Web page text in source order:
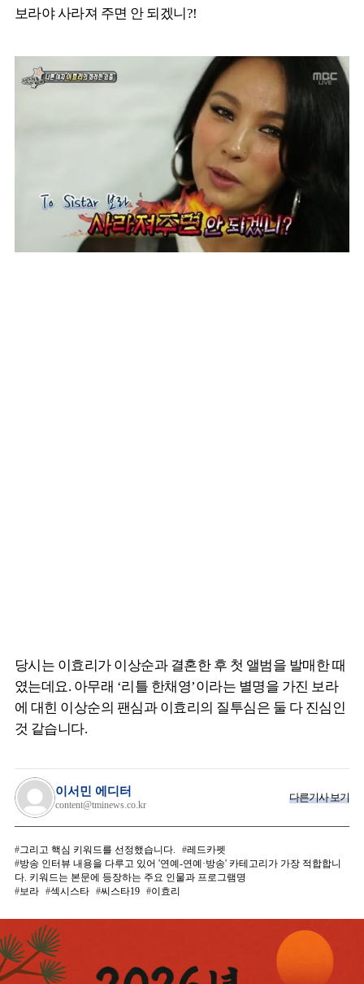
보라야 사라져 주면 안 되겠니?!
당시는 이효리가 이상순과 결혼한 후 첫 앨범을 발매한 때
였는데요. 아무래 ‘리틀 한채영’이라는 별명을 가진 보라
에 대힌 이상순의 팬심과 이효리의 질투심은 둘 다 진심인
것 같습니다.
이서민 에디터
content@tminews.co.kr
다른기사 보기
그리고 핵심 키워드를 선정했습니다.
레드카펫
방송 인터뷰 내용을 다루고 있어 '연예-연예·방송' 카테고리가 가장 적합합니
다. 키워드는 본문에 등장하는 주요 인물과 프로그램명
보라
섹시스타 씨스타19 이효리